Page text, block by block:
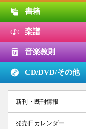
書籍
楽譜
音楽教則
CD/DVD/その他
新刊・既刊情報
発売日カレンダー